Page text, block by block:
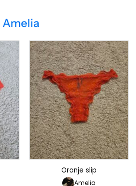
Amelia
Oranje slip
Amelia